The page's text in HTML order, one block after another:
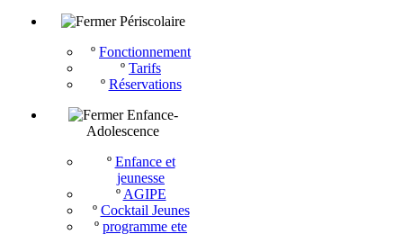
Périscolaire
º Fonctionnement
º Tarifs
º Réservations
Enfance-
Adolescence
º Enfance et
jeunesse
º AGIPE
º Cocktail Jeunes
º programme ete